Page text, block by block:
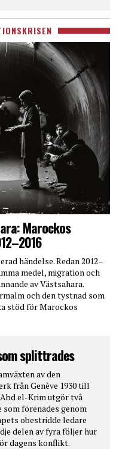
Marockos
händelse. Redan 2012–
medel, migration och
av Västsahara.
och den tystnad som
stöd för Marockos
splittrades
av den
från Genève 1930 till
Abd el-Krim utgör två
förenades genom
obestridde ledare
delen av fyra följer hur
dagens konflikt.